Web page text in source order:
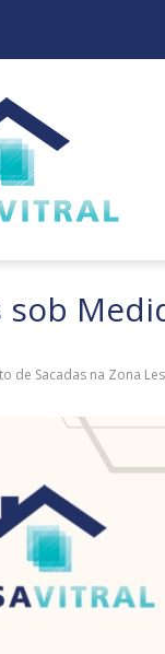
sob
de Sacadas na Zona